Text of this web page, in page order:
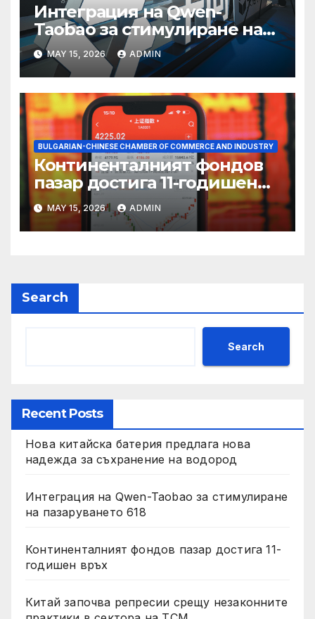
Интеграция на Qwen-
Taobao за стимулиране на
пазаруването 618
MAY 15, 2026 ADMIN
BULGARIAN-CHINESE CHAMBER OF COMMERCE AND INDUSTRY
Континенталният фондов
пазар достига 11-годишен
връх
MAY 15, 2026 ADMIN
Search
Search
Recent Posts
Нова китайска батерия предлага нова
надежда за съхранение на водород
Интеграция на Qwen-Taobao за стимулиране
на пазаруването 618
Континенталният фондов пазар достига 11-
годишен връх
Китай започва репресии срещу незаконните